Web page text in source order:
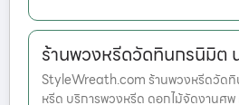
ร้านพวงหรีดวัดทินกรนิมิต
StyleWreath.com ร้านพวงหรีดวัด
หรีด บริการพวงหรีด ดอกไม้จัดงานศ